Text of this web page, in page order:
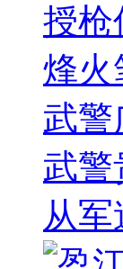
授枪
烽火
武警
武警
从